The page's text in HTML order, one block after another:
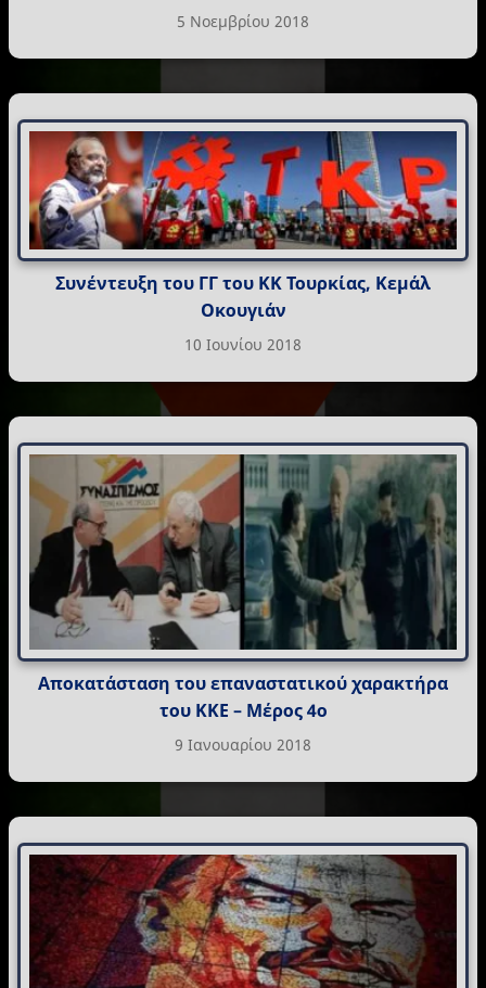
5 Νοεμβρίου 2018
Συνέντευξη του ΓΓ του ΚΚ Τουρκίας, Κεμάλ
Οκουγιάν
10 Ιουνίου 2018
Αποκατάσταση του επαναστατικού χαρακτήρα
του ΚΚΕ – Μέρος 4ο
9 Ιανουαρίου 2018